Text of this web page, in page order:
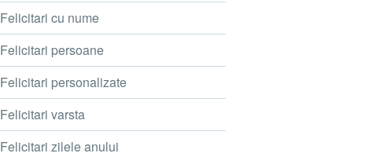
Felicitari cu nume
Felicitari persoane
Felicitari personalizate
Felicitari varsta
Felicitari zilele anului